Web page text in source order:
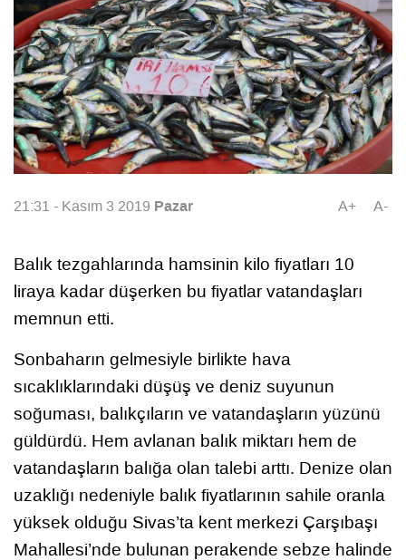
21:31 - Kasım 3 2019 Pazar A+ A-
Balık tezgahlarında hamsinin kilo fiyatları 10
liraya kadar düşerken bu fiyatlar vatandaşları
memnun etti.
Sonbaharın gelmesiyle birlikte hava
sıcaklıklarındaki düşüş ve deniz suyunun
soğuması, balıkçıların ve vatandaşların yüzünü
güldürdü. Hem avlanan balık miktarı hem de
vatandaşların balığa olan talebi arttı. Denize olan
uzaklığı nedeniyle balık fiyatlarının sahile oranla
yüksek olduğu Sivas’ta kent merkezi Çarşıbaşı
Mahallesi’nde bulunan perakende sebze halinde